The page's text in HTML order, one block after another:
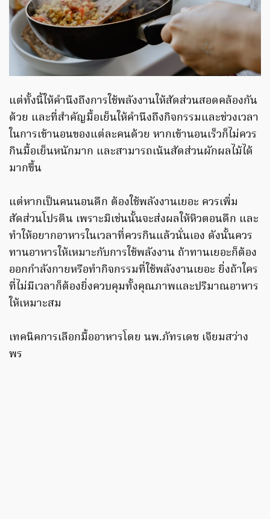
แต่ทั้งนี้ให้คำนึงถึงการใช้พลังงานให้สัดส่วนสอดคล้องกัน
ด้วย และที่สำคัญมื้อเย็นให้คำนึงถึงกิจกรรมและช่วงเวลา
ในการเข้านอนของแต่ละคนด้วย หากเข้านอนเร็วก็ไม่ควร
กินมื้อเย็นหนักมาก และสามารถเน้นสัดส่วนผักผลไม้ได้
มากขึ้น
แต่หากเป็นคนนอนดึก ต้องใช้พลังงานเยอะ ควรเพิ่ม
สัดส่วนโปรตีน เพราะมิเช่นนั้นจะส่งผลให้หิวตอนดึก และ
ทำให้อยากอาหารในเวลาที่ควรกินแล้วนั่นเอง ดังนั้นควร
ทานอาหารให้เหมาะกับการใช้พลังงาน ถ้าทานเยอะก็ต้อง
ออกกำลังกายหรือทำกิจกรรมที่ใช้พลังงานเยอะ ยิ่งถ้าใคร
ที่ไม่มีเวลาก็ต้องยิ่งควบคุมทั้งคุณภาพและปริมาณอาหาร
ให้เหมาะสม
เทคนิคการเลือกมื้ออาหารโดย นพ.ภัทรเดช เจียมสว่าง
พร